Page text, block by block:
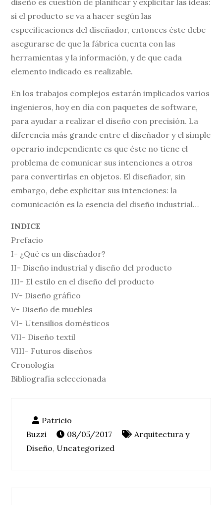
si el producto se va a hacer según las
especificaciones del diseñador, entonces éste debe
asegurarse de que la fábrica cuenta con las
herramientas y la información, y de que cada
elemento indicado es realizable.
En los trabajos complejos estarán implicados varios
ingenieros, hoy en día con paquetes de software,
para ayudar a realizar el diseño con precisión. La
diferencia más grande entre el diseñador y el simple
operario independiente es que éste no tiene el
problema de comunicar sus intenciones a otros
para convertirlas en objetos. El diseñador, sin
embargo, debe explicitar sus intenciones: la
comunicación es la esencia del diseño industrial…
INDICE
Prefacio
I- ¿Qué es un diseñador?
II- Diseño industrial y diseño del producto
III- El estilo en el diseño del producto
IV- Diseño gráfico
V- Diseño de muebles
VI- Utensilios domésticos
VII- Diseño textil
VIII- Futuros diseños
Cronología
Bibliografía seleccionada
08/05/2017
Arquitectura y
Diseño, Uncategorized